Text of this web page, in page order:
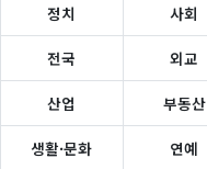
정치 사회
전국 외교
산업 부동산
생활·문화 연예